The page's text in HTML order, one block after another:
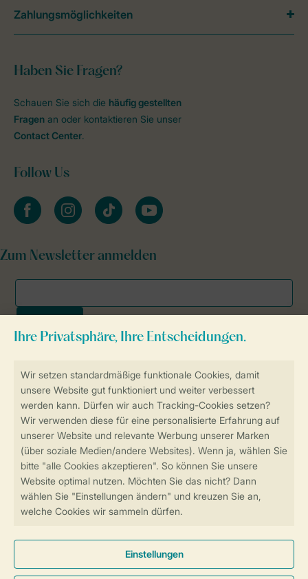
Sicherstellung Deiner Privatsphäre
Sicher und schnell zur Online-Buchung
SSL-Verschlüsselung
Sichere Datenübertragung
Sicheres Bezahlen
Haben Sie Fragen?
Schauen Sie sich die häufig gestellten
Fragen an oder kontaktieren Sie unser
Contact Center.
Follow Us
facebookinstagramtiktok youtube
Zum Newsletter anmelden
Zahlungsmöglichkeiten